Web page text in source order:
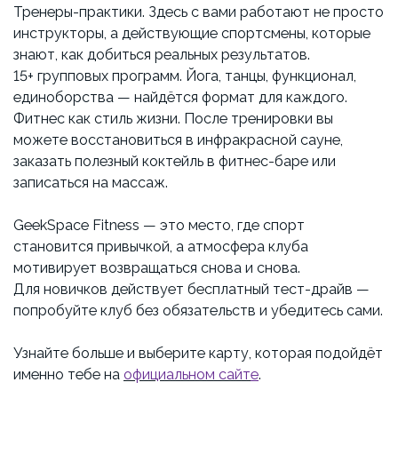
Тренеры-практики. Здесь с вами работают не просто
инструкторы, а действующие спортсмены, которые
знают, как добиться реальных результатов.
15+ групповых программ. Йога, танцы, функционал,
единоборства — найдётся формат для каждого.
Фитнес как стиль жизни. После тренировки вы
можете восстановиться в инфракрасной сауне,
заказать полезный коктейль в фитнес-баре или
записаться на массаж.
GeekSpace Fitness — это место, где спорт
становится привычкой, а атмосфера клуба
мотивирует возвращаться снова и снова.
Для новичков действует бесплатный тест-драйв —
попробуйте клуб без обязательств и убедитесь сами.
Узнайте больше и выберите карту, которая подойдёт
именно тебе на официальном сайте.